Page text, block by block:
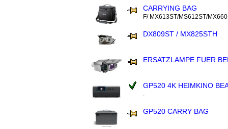
CARRYING BAG
F/ MX613ST/MS612ST/MX660
DX809ST / MX825STH
ERSATZLAMPE FUER
GP520 4K HEIMKINO
.
GP520 CARRY BAG